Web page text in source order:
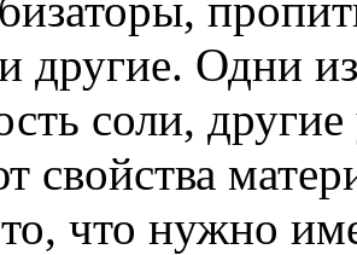
другие. Одни
соли,
свойства
что нужно